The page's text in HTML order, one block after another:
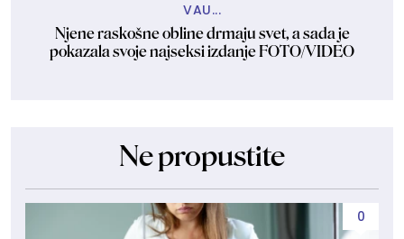
VAU...
Njene raskošne obline drmaju svet, a sada je
pokazala svoje najseksi izdanje FOTO/VIDEO
Ne propustite
0